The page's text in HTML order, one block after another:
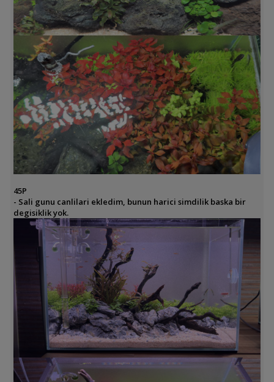
45P
- Sali gunu canlilari ekledim, bunun harici simdilik baska bir
degisiklik yok.